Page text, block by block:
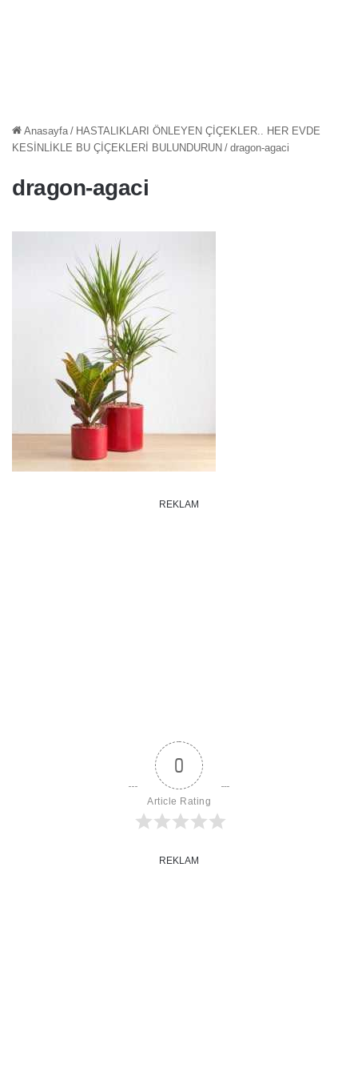
Anasayfa / HASTALIKLARI ÖNLEYEN ÇİÇEKLER.. HER EVDE
KESİNLİKLE BU ÇİÇEKLERİ BULUNDURUN / dragon-agaci
dragon-agaci
REKLAM
0
Article Rating
REKLAM